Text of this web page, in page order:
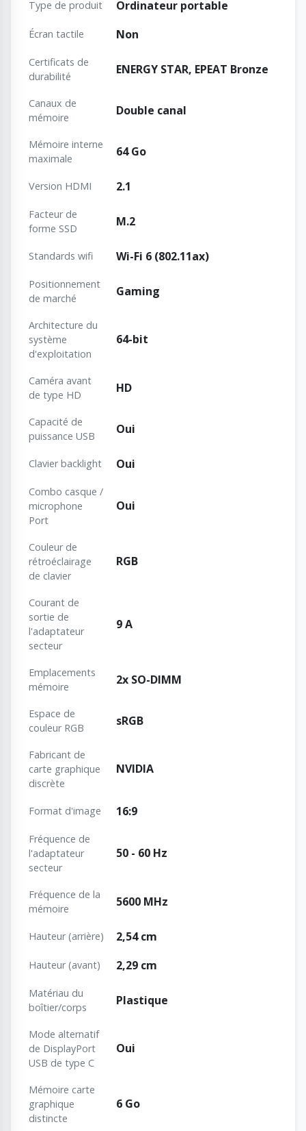
Type de produit Ordinateur portable
Écran tactile Non
Certificats de
durabilité
ENERGY STAR, EPEAT Bronze
Canaux de
mémoire
Double canal
Mémoire interne
maximale
64 Go
Version HDMI 2.1
Facteur de
forme SSD
M.2
Standards wifi Wi-Fi 6 (802.11ax)
Positionnement
de marché
Gaming
Architecture du
système
d'exploitation
64-bit
Caméra avant
de type HD
HD
Capacité de
puissance USB
Oui
Clavier backlight Oui
Combo casque /
microphone
Port
Oui
Couleur de
rétroéclairage
de clavier
RGB
Courant de
sortie de
l'adaptateur
secteur
9 A
Emplacements
mémoire
2x SO-DIMM
Espace de
couleur RGB
sRGB
Fabricant de
carte graphique
discrète
NVIDIA
Format d'image 16:9
Fréquence de
l'adaptateur
secteur
50 - 60 Hz
Fréquence de la
mémoire
5600 MHz
Hauteur (arrière) 2,54 cm
Hauteur (avant) 2,29 cm
Matériau du
boîtier/corps
Plastique
Mode alternatif
de DisplayPort
USB de type C
Oui
Mémoire carte
graphique
distincte
6 Go